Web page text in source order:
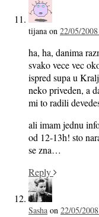
tijana on 22/05/
ha, ha, danima
svako vece vec
ispred supa u
neko priveden, a
mi to radili
ali imam jednu
od 12-13h! sto
se zna…
Reply
Sasha on 22/05/